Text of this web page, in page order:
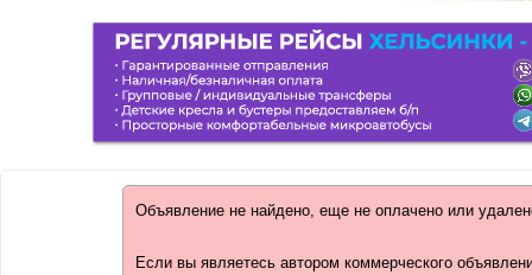
Объявление не найдено, еще не оплачено или
Если вы являетесь автором коммерческого